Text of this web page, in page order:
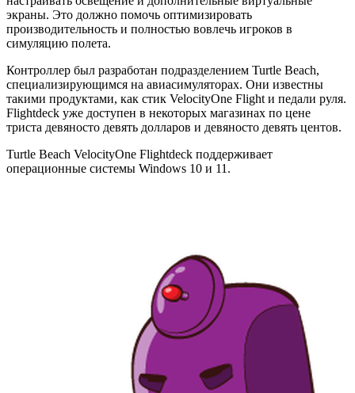
экраны. Это должно помочь оптимизировать
производительность и полностью вовлечь игроков в
симуляцию полета.
Контроллер был разработан подразделением Turtle Beach,
специализирующимся на авиасимуляторах. Они известны
такими продуктами, как стик VelocityOne Flight и педали руля.
Flightdeck уже доступен в некоторых магазинах по цене
триста девяносто девять долларов и девяносто девять центов.
Turtle Beach VelocityOne Flightdeck поддерживает
операционные системы Windows 10 и 11.